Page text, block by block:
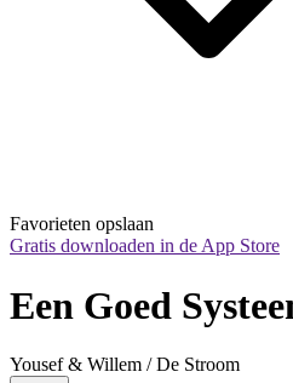
Favorieten opslaan
Gratis downloaden in de App Store
Een Goed
Yousef & Willem / De Stroom